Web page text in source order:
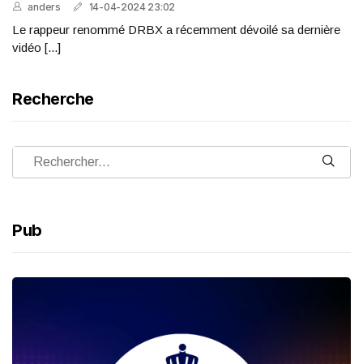
anders 14-04-2024 23:02
Le rappeur renommé DRBX a récemment dévoilé sa dernière
vidéo [...]
Recherche
Pub